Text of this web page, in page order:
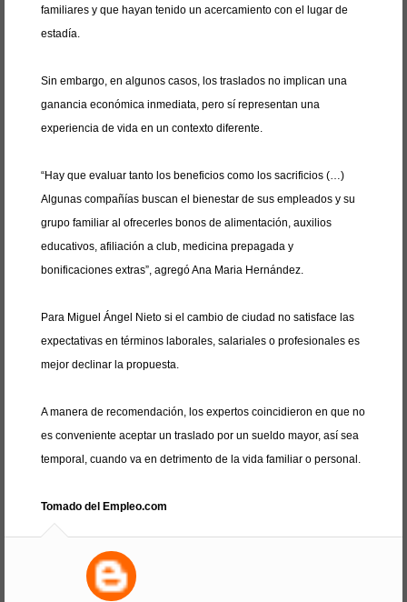
familiares y que hayan tenido un acercamiento con el lugar de
estadía.
Sin embargo, en algunos casos, los traslados no implican una
ganancia económica inmediata, pero sí representan una
experiencia de vida en un contexto diferente.
“Hay que evaluar tanto los beneficios como los sacrificios (…)
Algunas compañías buscan el bienestar de sus empleados y su
grupo familiar al ofrecerles bonos de alimentación, auxilios
educativos, afiliación a club, medicina prepagada y
bonificaciones extras”, agregó Ana Maria Hernández.
Para Miguel Ángel Nieto si el cambio de ciudad no satisface las
expectativas en términos laborales, salariales o profesionales es
mejor declinar la propuesta.
A manera de recomendación, los expertos coincidieron en que no
es conveniente aceptar un traslado por un sueldo mayor, así sea
temporal, cuando va en detrimento de la vida familiar o personal.
Tomado del Empleo.com